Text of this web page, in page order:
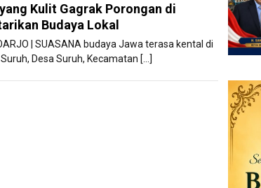
Kulit Gagrak Porongan di
Budaya Lokal
| SUASANA budaya Jawa terasa kental di
Desa Suruh, Kecamatan […]